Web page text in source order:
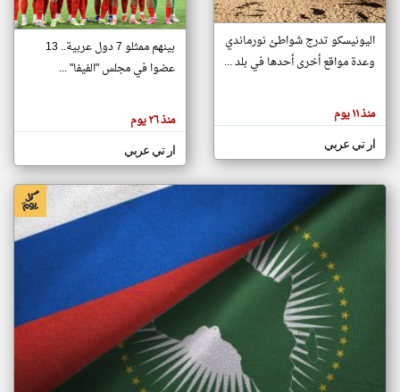
تغيير الدولة
اخبار جزر القمر على مدار الساعة
أهم اخبار جزر القمر العاجلة والمباشرة
هنا عن
وجهة
كاتبيها.
اليونيسكو تدرج شواطئ نورماندي
وعدة مواقع أخرى أحدها في بلد ...
منذ ١١ يوم
ار تي عربي
بينهم ممثلو 7 دول عربية.. 13
عضوا في مجلس "الفيفا" ...
منذ ٢٦ يوم
ار تي عربي
klyoum.com